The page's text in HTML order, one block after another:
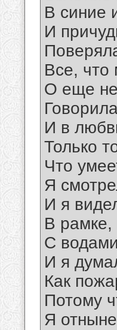
В синие
И
Все, что
О еще
И в
Только
Что
Я
И я
В рамке,
С
И я
Как
Потому
Я